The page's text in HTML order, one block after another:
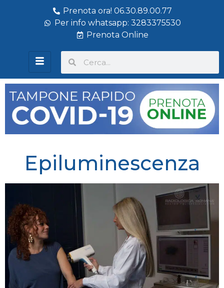
Prenota ora! 06.30.89.00.77
Per info whatsapp: 3283375530
Prenota Online
Epiluminescenza